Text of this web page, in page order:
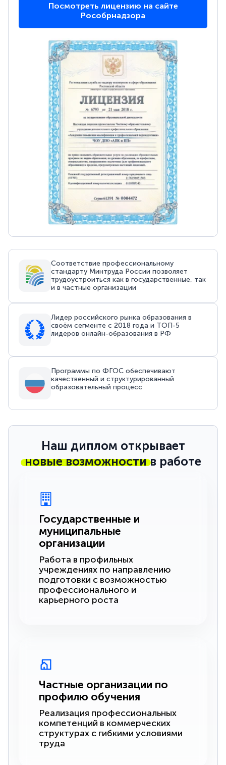
Посмотреть лицензию на сайте
Рособрнадзора
Соответствие профессиональному
стандарту Минтруда России позволяет
трудоустроиться как в государственные, так
и в частные организации
Лидер российского рынка образования в
своём сегменте с 2018 года и ТОП-5
лидеров онлайн-образования в РФ
Программы по ФГОС обеспечивают
качественный и структурированный
образовательный процесс
Наш диплом открывает
новые возможностив работе
Государственные и
муниципальные
организации
Работа в профильных
учреждениях по направлению
подготовки с возможностью
профессионального и
карьерного роста
Частные организации по
профилю обучения
Реализация профессиональных
компетенций в коммерческих
структурах с гибкими условиями
труда